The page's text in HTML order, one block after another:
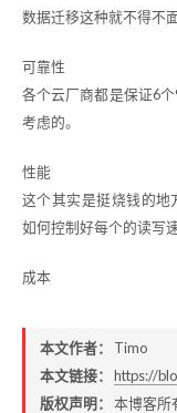
数据迁移这种就不得不面
可靠性
各个云厂商都是保证6
考虑的。
性能
这个其实是挺烧钱的地
如何控制好每个的读写
成本
本文作者： Timo
本文链接：
https://
版权声明： 本博客所